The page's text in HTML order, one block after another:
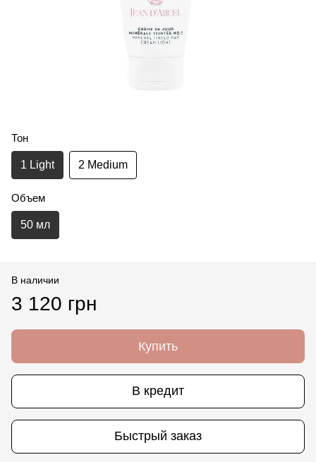
Тон
1 Light 2 Medium
Объем
50 мл
В наличии
3 120 грн
Купить
В кредит
Быстрый заказ